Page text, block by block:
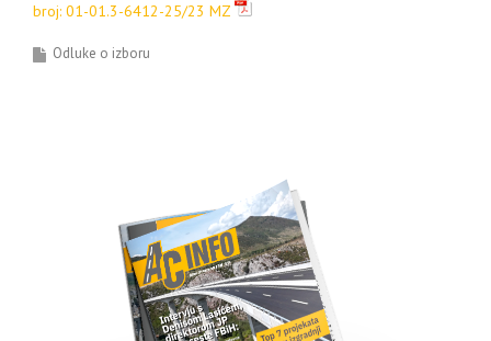
broj: 01-01.3-6412-25/23 MZ
Odluke o izboru